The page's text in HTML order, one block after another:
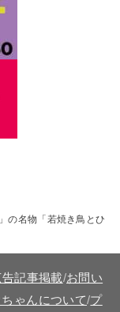
の名物「若焼き鳥とひ
記事掲載/お問い
ゃんについて/プ